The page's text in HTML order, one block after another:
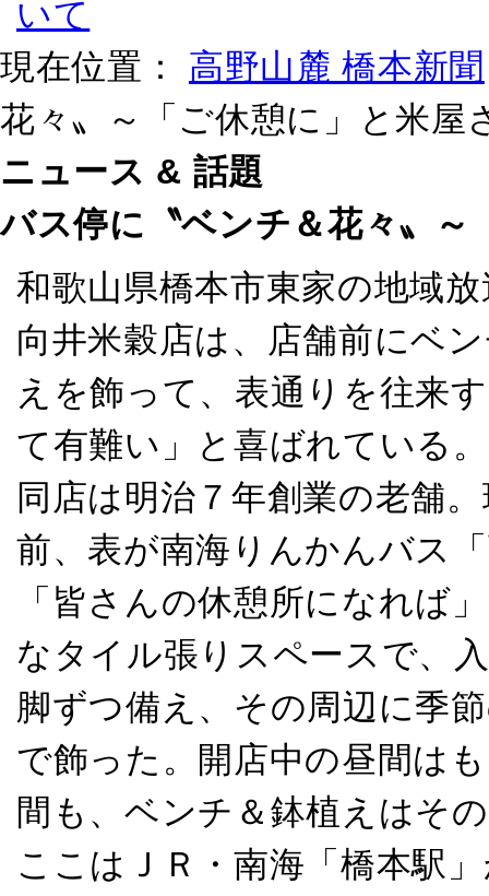
現在位置： 高野山麓 橋本新聞
花々〟～「ご休憩に」と米屋
ニュース & 話題
バス停に〝ベンチ＆花々〟～
和歌山県橋本市東家の地域
向井米穀店は、店舗前にベ
えを飾って、表通りを往来
て有難い」と喜ばれている。
同店は明治７年創業の老舗
前、表が南海りんかんバス
「皆さんの休憩所になれば
なタイル張りスペースで、
脚ずつ備え、その周辺に季
で飾った。開店中の昼間は
間も、ベンチ＆鉢植えはそ
ここはＪＲ・南海「橋本駅